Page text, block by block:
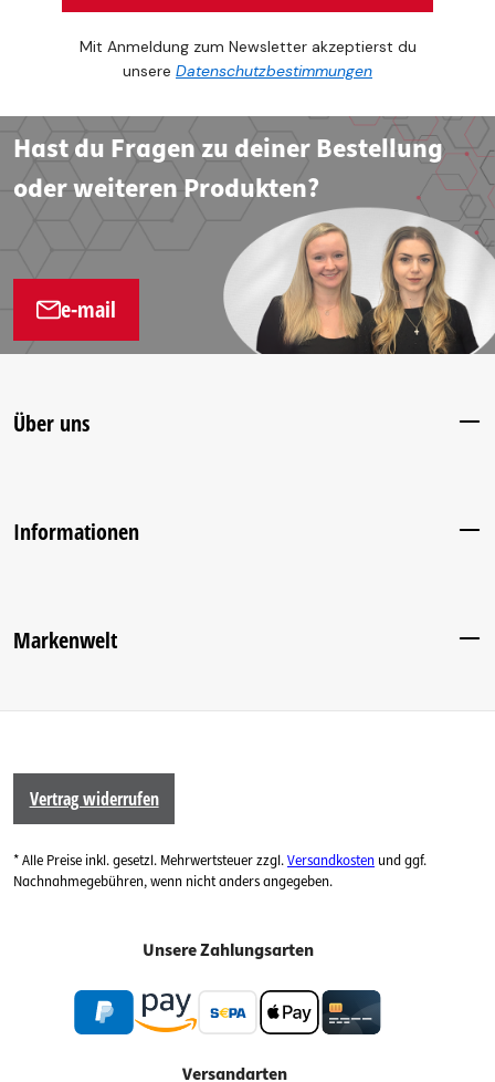
Mit Anmeldung zum Newsletter akzeptierst du
unsere Datenschutzbestimmungen
Hast du Fragen zu deiner Bestellung
oder weiteren Produkten?
e-mail
Über uns
Informationen
Markenwelt
Vertrag widerrufen
* Alle Preise inkl. gesetzl. Mehrwertsteuer zzgl.Versandkosten und ggf.
Nachnahmegebühren, wenn nicht anders angegeben.
Unsere Zahlungsarten
Versandarten